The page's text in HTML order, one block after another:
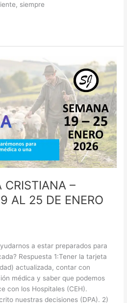
siempre
CRISTIANA –
AL 25 DE ENERO
a estar preparados para
Respuesta 1:Tener la tarjeta
actualizada, contar con
médica y saber que podemos
con los Hospitales (CEH).
nuestras decisiones (DPA). 2)